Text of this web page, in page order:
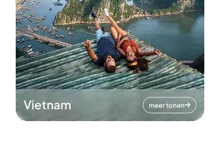
Vietnam meer tonen